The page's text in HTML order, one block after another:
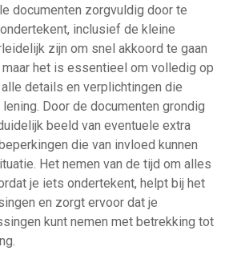
documenten zorgvuldig door te
inclusief de kleine
zijn om snel akkoord te gaan
het is essentieel om volledig op
details en verplichtingen die
Door de documenten grondig
beeld van eventuele extra
die van invloed kunnen
Het nemen van de tijd om alles
je iets ondertekent, helpt bij het
en zorgt ervoor dat je
kunt nemen met betrekking tot